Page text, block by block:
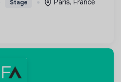
ans.
Stage
Paris, France